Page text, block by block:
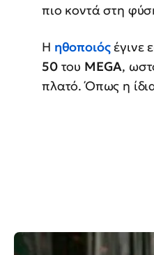
πιο κοντά στη
Η ηθοποιόςέγινε
50του MEGA,
πλατό. Όπως η